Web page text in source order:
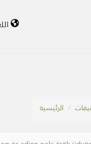
اللغة
الرئيسية